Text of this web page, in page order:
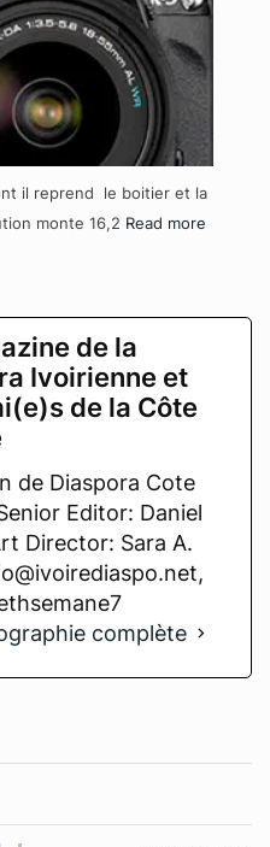
il reprend le boitier et la
monte 16,2 Read more
de la
Ivoirienne et
de la Côte
de Diaspora Cote
Editor: Daniel
Director: Sara A.
complète